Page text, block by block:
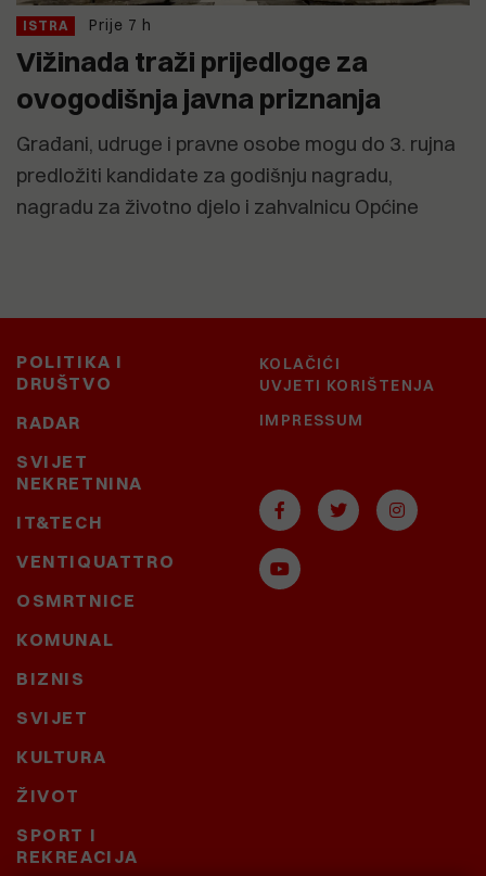
ISTRA Prije 7 h
Vižinada traži prijedloge za
ovogodišnja javna priznanja
Građani, udruge i pravne osobe mogu do 3. rujna
predložiti kandidate za godišnju nagradu,
nagradu za životno djelo i zahvalnicu Općine
POLITIKA I
DRUŠTVO
RADAR
SVIJET
NEKRETNINA
IT&TECH
VENTIQUATTRO
OSMRTNICE
KOMUNAL
BIZNIS
SVIJET
KULTURA
ŽIVOT
SPORT I
REKREACIJA
KOLAČIĆI
UVJETI KORIŠTENJA
IMPRESSUM